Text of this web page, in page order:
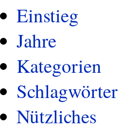
Einstieg
Jahre
Kategorien
Schlagwörter
Nützliches